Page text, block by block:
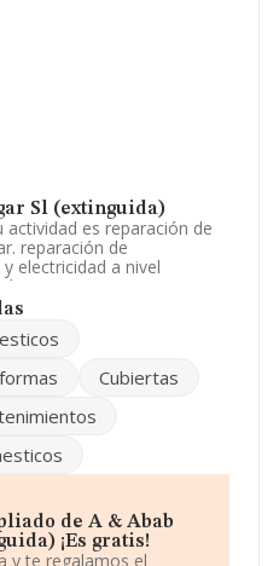
Sl (extinguida)
es reparación de
reparación de
electricidad a nivel
y peguenas
está inscrita en el
código 4101. No realiza
en Calle Laguna Del
(28021), Madrid, Madrid.
que dispone INFORMA
el ámbito nacional la
36.783 millones de euros
Cubiertas
de A & Abab
¡Es gratis!
y te regalamos el